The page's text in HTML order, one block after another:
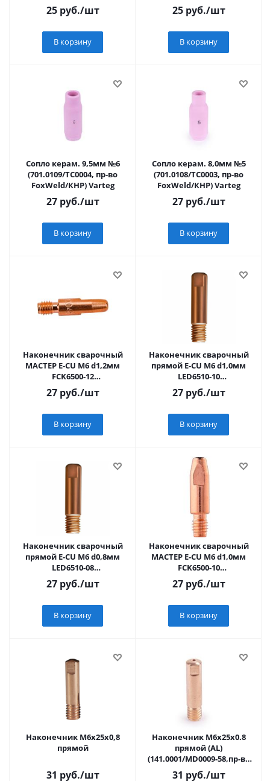
25руб./шт
В корзину
25руб./шт
В корзину
Сопло керам. 9,5мм №6
(701.0109/TC0004, пр-во
FoxWeld/КНР) Varteg
27руб./шт
В корзину
Сопло керам. 8,0мм №5
(701.0108/TC0003, пр-во
FoxWeld/КНР) Varteg
27руб./шт
В корзину
Наконечник сварочный
МАСТЕР E-CU М6 d1,2мм
FCK6500-12
(10228010/201024/5293463 ,
КИТАЙ)
27руб./шт
В корзину
Наконечник сварочный
прямой E-CU М6 d1,0мм
LED6510-10
(10228010/251124/5334522 ,
КИТАЙ)
27руб./шт
В корзину
Наконечник сварочный
прямой E-CU М6 d0,8мм
LED6510-08
(10228010/201024/5293463 ,
КИТАЙ)
27руб./шт
В корзину
Наконечник сварочный
МАСТЕР E-CU М6 d1,0мм
FCK6500-10
(10228010/201024/5293463 ,
КИТАЙ)
27руб./шт
В корзину
Наконечник М6х25х0,8
прямой
31 руб./шт
Наконечник М6х25х0.8
прямой (AL)
(141.0001/MD0009-58,пр-во
FoxWeld/КНР)
31 руб./шт